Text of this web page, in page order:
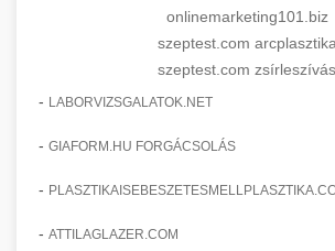
onlinemarketing101.biz
szeptest.com arcplasztika
szeptest.com zsírleszívás
- LABORVIZSGALATOK.NET
- GIAFORM.HU FORGÁCSOLÁS
-
- ATTILAGLAZER.COM